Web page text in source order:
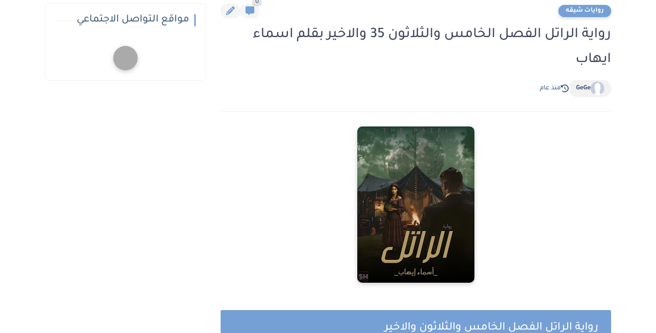
روايات شيقه
0
رواية الراتل الفصل الخامس والثلاثون 35 والاخير بقلم اسماء
ايهاب
GeGe منذ عام
رواية الراتل الفصل الخامس والثلاثون والاخير
مواقع التواصل الاجتماعي